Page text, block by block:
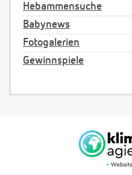
Hebammensuche
Babynews
Fotogalerien
Gewinnspiele